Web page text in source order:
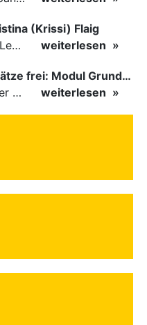
(Krissi) Flaig
Ein Engel hat die Bühne des Lebens verlassen. Viel zu früh, plötzlich und für uns alle unfassbar, wurde unsere geliebte Kristina (Krissi) Flaig im Alter von 36 Jahren aus dem Leben gerissen. Das Tanzen…
weiterlesen
Plätze frei: Modul Grundlagen
Für das Modul Grundlagen der Breitensportausbildung vom 10. bis 13. September an der Landessportschule Albstadt sind noch Plätze frei. Das Modul kann auch für den Lizenzerhalt (30 LE fachlich) genutzt…
weiterlesen